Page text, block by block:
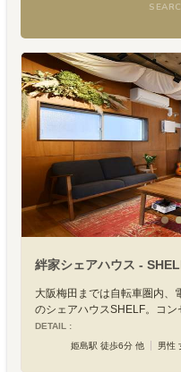
絆家シェアハウス -
大阪梅田までは自転車圏内、
のシェアハウスSHELF。コン
DETAIL :
姫島駅 徒歩6分 他
男性